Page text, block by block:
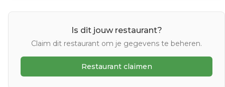
Is dit jouw restaurant?
Claim dit restaurant om je gegevens te beheren.
Restaurant claimen